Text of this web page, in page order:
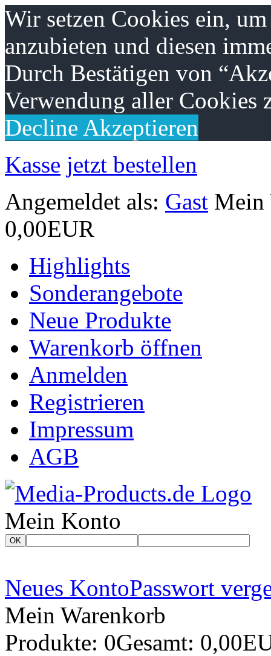
Wir setzen Cookies ein,
anzubieten und diesen
Durch Bestätigen von
Verwendung aller Cookies
Decline Akzeptieren
Kasse jetzt bestellen
Angemeldet als: Gast Mein
0,00EUR
Highlights
Sonderangebote
Neue Produkte
Warenkorb öffnen
Anmelden
Registrieren
Impressum
AGB
Mein Konto
OK
Neues KontoPasswort
Mein Warenkorb
Produkte: 0Gesamt: